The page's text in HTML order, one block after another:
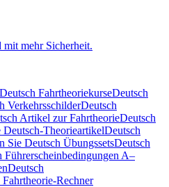
mehr Sicherheit.
Deutsch FahrtheoriekurseDeutsch
VerkehrsschilderDeutsch
Artikel zur FahrtheorieDeutsch
Deutsch-TheorieartikelDeutsch
Sie Deutsch ÜbungssetsDeutsch
Führerscheinbedingungen A–
Deutsch
Rechner